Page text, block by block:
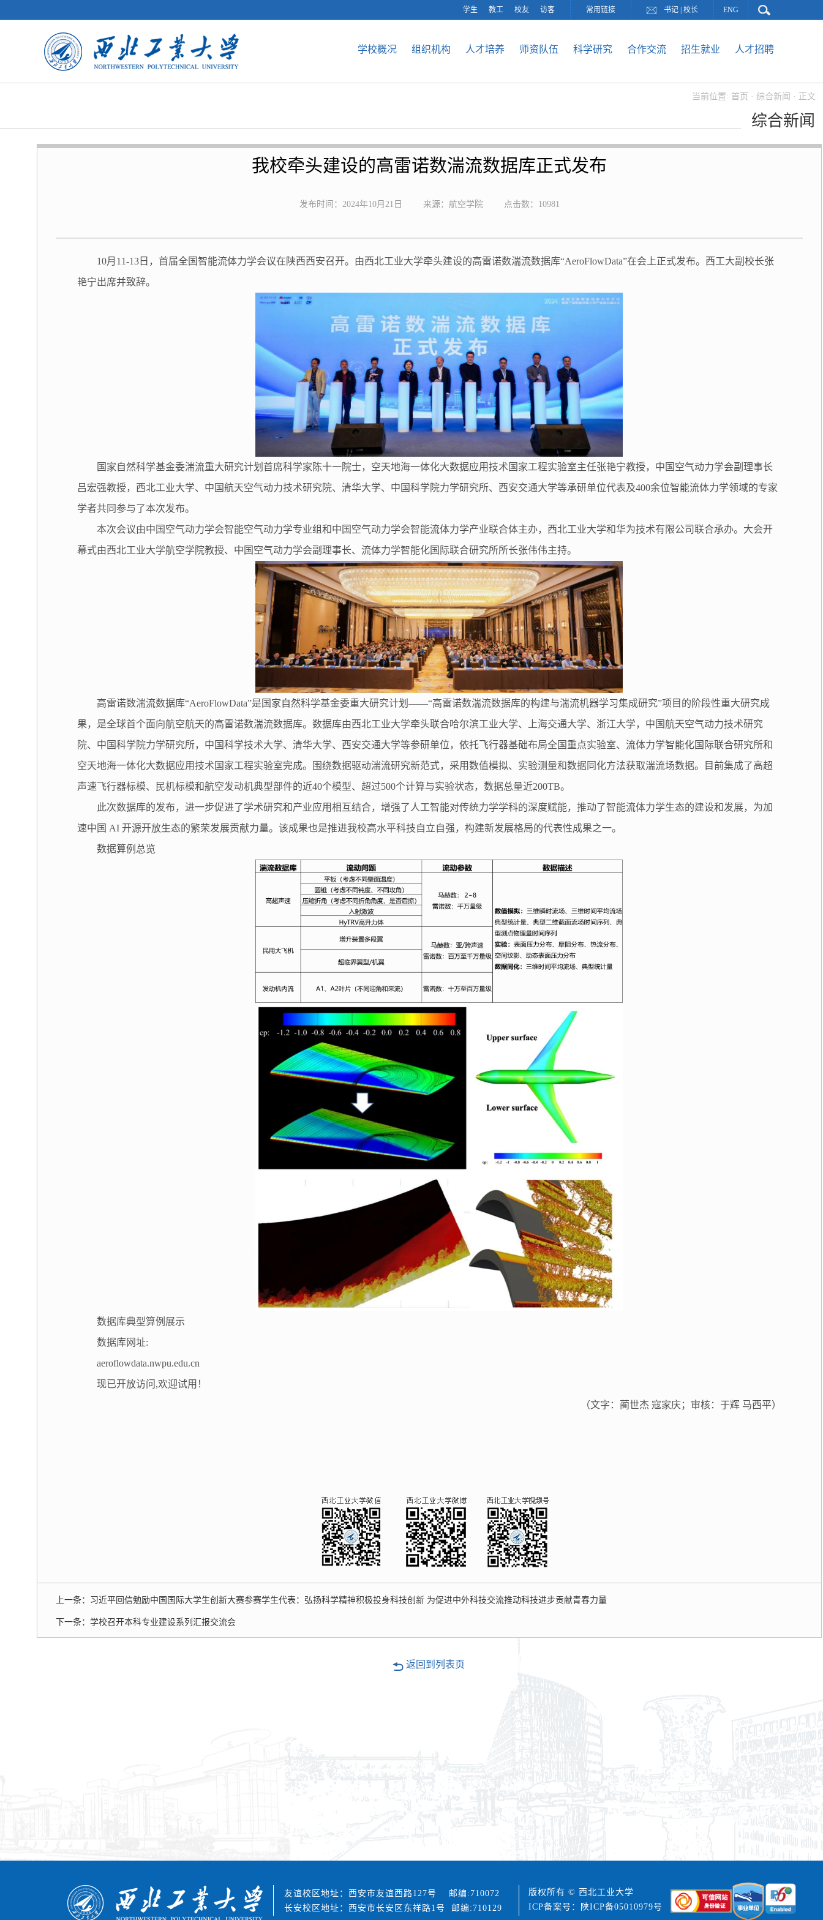
学生 教工 校友 访客 常用链接 书记 校长 ENG
学校概况 组织机构 人才培养 师资队伍 科学研究 合作交流 招生就业 人才招聘
当前位置: 首页 · 综合新闻 · 正文
综合新闻
我校牵头建设的高雷诺数湍流数据库正式发布
发布时间：2024年10月21日 来源：航空学院 点击数： 10981
10月11-13日，首届全国智能流体力学会议在陕西西安召开。由西北工业大学牵头建设的高雷诺数湍流数据库“AeroFlowData”在会上正式发布。西工大副校长张
艳宁出席并致辞。
国家自然科学基金委湍流重大研究计划首席科学家陈十一院士，空天地海一体化大数据应用技术国家工程实验室主任张艳宁教授，中国空气动力学会副理事长
吕宏强教授，西北工业大学、中国航天空气动力技术研究院、清华大学、中国科学院力学研究所、西安交通大学等承研单位代表及400余位智能流体力学领域的专家
学者共同参与了本次发布。
本次会议由中国空气动力学会智能空气动力学专业组和中国空气动力学会智能流体力学产业联合体主办，西北工业大学和华为技术有限公司联合承办。大会开
幕式由西北工业大学航空学院教授、中国空气动力学会副理事长、流体力学智能化国际联合研究所所长张伟伟主持。
高雷诺数湍流数据库“AeroFlowData”是国家自然科学基金委重大研究计划——“高雷诺数湍流数据库的构建与湍流机器学习集成研究”项目的阶段性重大研究成
果，是全球首个面向航空航天的高雷诺数湍流数据库。数据库由西北工业大学牵头联合哈尔滨工业大学、上海交通大学、浙江大学，中国航天空气动力技术研究
院、中国科学院力学研究所，中国科学技术大学、清华大学、西安交通大学等参研单位，依托飞行器基础布局全国重点实验室、流体力学智能化国际联合研究所和
空天地海一体化大数据应用技术国家工程实验室完成。围绕数据驱动湍流研究新范式，采用数值模拟、实验测量和数据同化方法获取湍流场数据。目前集成了高超
声速飞行器标模、民机标模和航空发动机典型部件的近40个模型、超过500个计算与实验状态，数据总量近200TB。
此次数据库的发布，进一步促进了学术研究和产业应用相互结合，增强了人工智能对传统力学学科的深度赋能，推动了智能流体力学生态的建设和发展，为加
速中国 AI 开源开放生态的繁荣发展贡献力量。该成果也是推进我校高水平科技自立自强，构建新发展格局的代表性成果之一。
数据算例总览
数据库典型算例展示
数据库网址:
aeroflowdata.nwpu.edu.cn
现已开放访问,欢迎试用！
（文字：蔺世杰 寇家庆；审核：于辉 马西平）
上一条： 习近平回信勉励中国国际大学生创新大赛参赛学生代表：弘扬科学精神积极投身科技创新 为促进中外科技交流推动科技进步贡献青春力量
下一条： 学校召开本科专业建设系列汇报交流会
返回到列表页
友谊校区地址：西安市友谊西路127号 邮编:710072
长安校区地址：西安市长安区东祥路1号 邮编:710129
版权所有 © 西北工业大学
ICP备案号：陕ICP备05010979号